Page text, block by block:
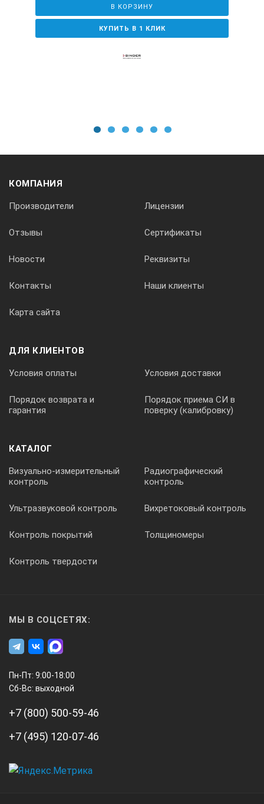
В КОРЗИНУ
КУПИТЬ В 1 КЛИК
КОМПАНИЯ
Производители Лицензии
Отзывы Сертификаты
Новости Реквизиты
Контакты Наши клиенты
Карта сайта
ДЛЯ КЛИЕНТОВ
Условия оплаты Условия доставки
Порядок возврата и
гарантия
Порядок приема СИ в
поверку (калибровку)
КАТАЛОГ
Визуально-измерительный
контроль
Радиографический
контроль
Ультразвуковой контроль Вихретоковый контроль
Контроль покрытий Толщиномеры
Контроль твердости
МЫ В СОЦСЕТЯХ:
Пн-Пт: 9:00-18:00
Сб-Вс: выходной
+7 (800) 500-59-46
+7 (495) 120-07-46